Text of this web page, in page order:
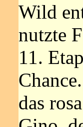
Wild
nutzte
11.
das